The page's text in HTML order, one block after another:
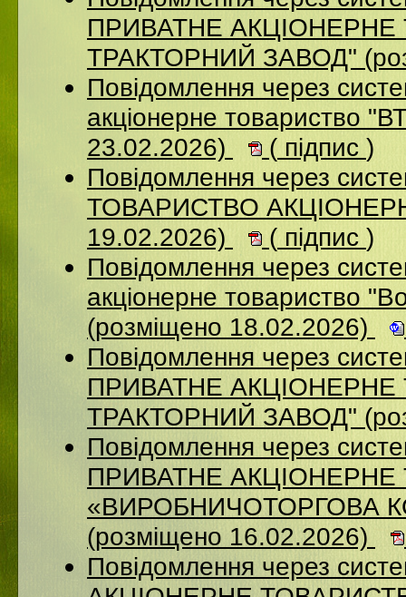
ПРИВАТНЕ АКЦIОНЕРНЕ
ТРАКТОРНИЙ ЗАВОД"
Повідомлення через
акціонерне товариство
23.02.2026)
( підпис )
Повідомлення через
ТОВАРИСТВО
19.02.2026)
( підпис )
Повідомлення через
акціонерне товариство
(розміщено 18.02.2026)
Повідомлення через
ПРИВАТНЕ АКЦIОНЕРНЕ
ТРАКТОРНИЙ ЗАВОД"
Повідомлення через
ПРИВАТНЕ
«ВИРОБНИЧОТОРГОВА
(розміщено 16.02.2026)
Повідомлення через